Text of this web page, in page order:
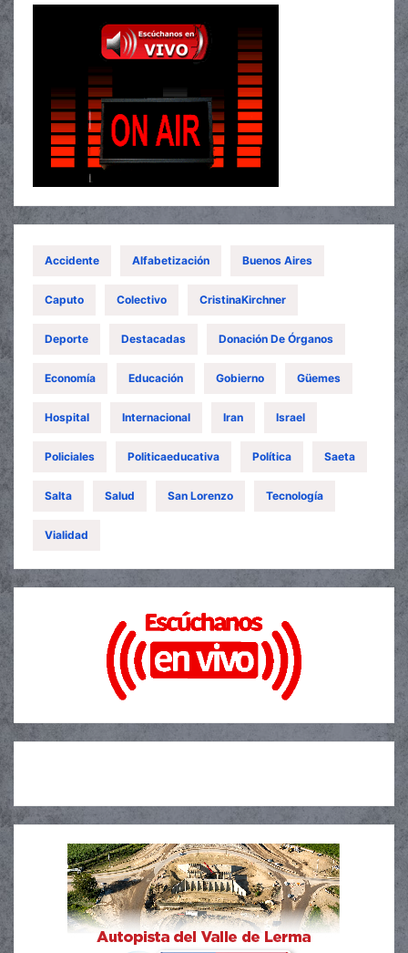
Accidente Alfabetización Buenos Aires
Caputo Colectivo CristinaKirchner
Deporte Destacadas Donación De Órganos
Economía Educación Gobierno Güemes
Hospital Internacional Iran Israel
Policiales Politicaeducativa Política Saeta
Salta Salud San Lorenzo Tecnología
Vialidad